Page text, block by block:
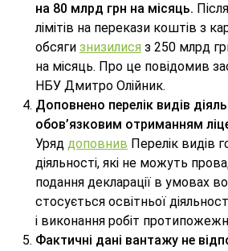
на 80 млрд грн на місяць.
лімітів на перекази коштів з
обсяги знизилися з 250 млрд
на місяць. Про це повідомив
НБУ Дмитро Олійник.
Доповнено перелік видів
обов’язковим отриманням
Уряд доповнив Перелік видів
діяльності, які не можуть
подання декларації в умовах
стосується освітньої
і виконання робіт
Фактичні дані вантажу не